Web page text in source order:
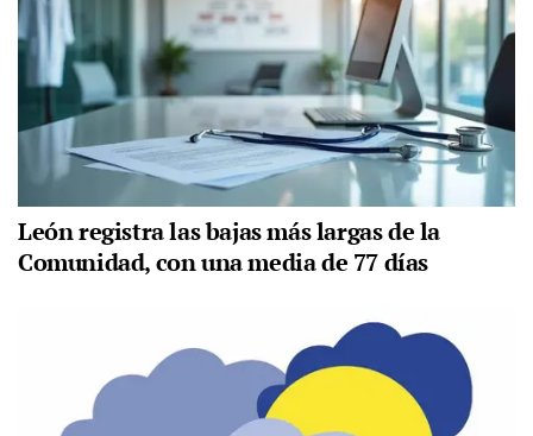
León registra las bajas más largas de la
Comunidad, con una media de 77 días